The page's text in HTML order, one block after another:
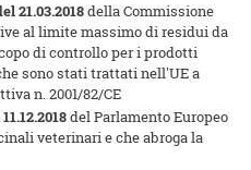
21.03.2018della Commissione
al limite massimo di residui da
di controllo per i prodotti
sono stati trattati nell'UE a
n. 2001/82/CE
del Parlamento Europeo
veterinari e che abroga la